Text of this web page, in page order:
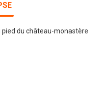
pied du château-monastère